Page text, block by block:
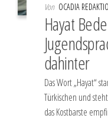
Von OCADIA
Hayat
dahinter
Das Wort „Hayat“
Türkischen und
das Kostbarste